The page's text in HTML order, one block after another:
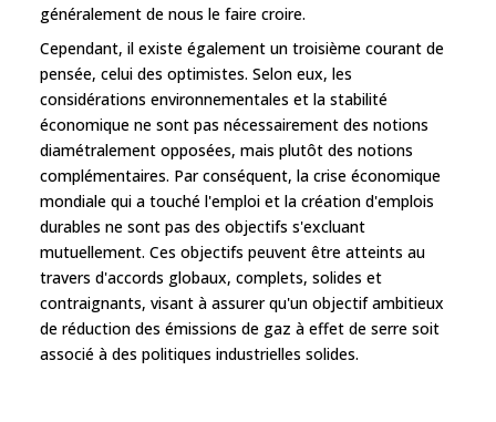
généralement de nous le faire croire.
Cependant, il existe également un troisième courant de
pensée, celui des optimistes. Selon eux, les
considérations environnementales et la stabilité
économique ne sont pas nécessairement des notions
diamétralement opposées, mais plutôt des notions
complémentaires. Par conséquent, la crise économique
mondiale qui a touché l'emploi et la création d'emplois
durables ne sont pas des objectifs s'excluant
mutuellement. Ces objectifs peuvent être atteints au
travers d'accords globaux, complets, solides et
contraignants, visant à assurer qu'un objectif ambitieux
de réduction des émissions de gaz à effet de serre soit
associé à des politiques industrielles solides.